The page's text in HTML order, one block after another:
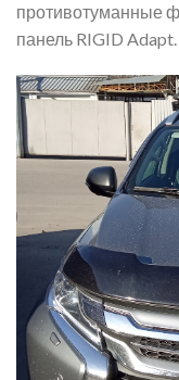
противотуманные
панель RIGID Adapt.